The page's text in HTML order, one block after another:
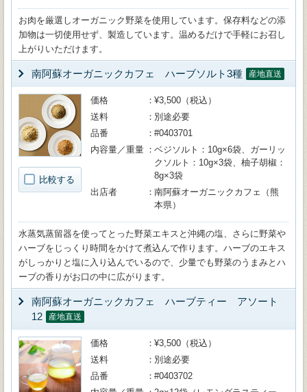
お肉を厳選しオーガニック野菜を使用しています。保存料などの添
加物は一切使用せず、製造しています。温めるだけで手軽にお召し
上がりいただけます。
南阿蘇オーガニックカフェ ハーブソルト3種 産地直送
比較する
価格
¥3,500（税込）
送料
別途必要
品番
#0403701
内容量／重量
ベジソルト：10g×6袋、ガーリッ
クソルト：10g×3袋、柚子胡椒：
8g×3袋
出店者
南阿蘇オーガニックカフェ（熊
本県）
水蒸気蒸留器を使ってとった野菜エキスと沖縄の塩、さらに野菜や
ハーブをじっくり時間をかけて煮込んで作ります。ハーブのエキス
がしっかりと塩に入り込んでいるので、少量でも野菜のうまみとハ
ーブの香りがお口の中に広がります。
南阿蘇オーガニックカフェ ハーブティー アソート
12
産地直送
価格
¥3,500（税込）
送料
別途必要
品番
#0403702